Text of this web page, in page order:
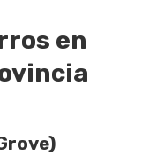
en